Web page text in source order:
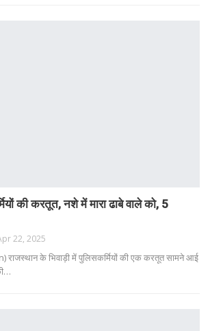
की करतूत, नशे में मारा ढाबे वाले को, 5
22, 2025
राजस्थान के भिवाड़ी में पुलिसकर्मियों की एक करतूत सामने आई
…